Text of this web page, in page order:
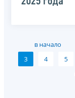
в начало
3
4 5